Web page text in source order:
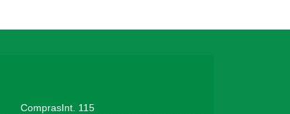
ComprasInt. 115